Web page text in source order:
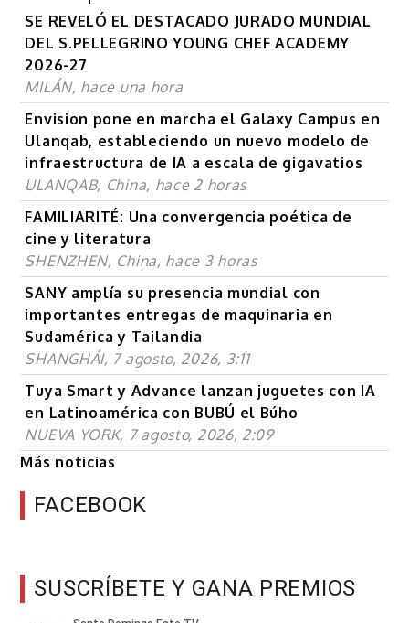
SE REVELÓ EL DESTACADO JURADO MUNDIAL
DEL S.PELLEGRINO YOUNG CHEF ACADEMY
2026-27
MILÁN, hace una hora
Envision pone en marcha el Galaxy Campus en
Ulanqab, estableciendo un nuevo modelo de
infraestructura de IA a escala de gigavatios
ULANQAB, China, hace 2 horas
FAMILIARITÉ: Una convergencia poética de
cine y literatura
SHENZHEN, China, hace 3 horas
SANY amplía su presencia mundial con
importantes entregas de maquinaria en
Sudamérica y Tailandia
SHANGHÁI, 7 agosto, 2026, 3:11
Tuya Smart y Advance lanzan juguetes con IA
en Latinoamérica con BUBÚ el Búho
NUEVA YORK, 7 agosto, 2026, 2:09
Más noticias
FACEBOOK
SUSCRÍBETE Y GANA PREMIOS